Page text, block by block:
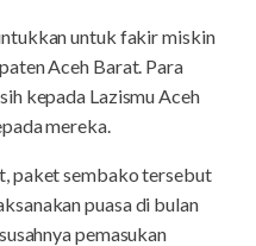
untuk fakir miskin
Aceh Barat. Para
kepada Lazismu Aceh
mereka.
paket sembako tersebut
puasa di bulan
pemasukan